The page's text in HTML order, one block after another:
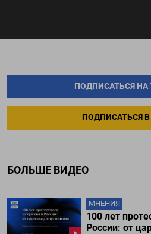
ПОДПИСАТЬСЯ НА
ПОДПИСАТЬСЯ В
БОЛЬШЕ ВИДЕО
МНЕНИЯ
100 лет
России: от